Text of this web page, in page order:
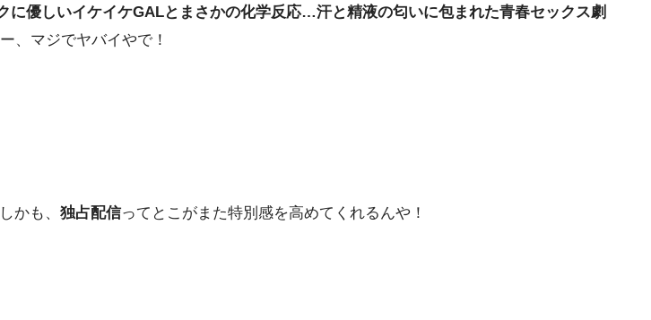
に優しいイケイケGALとまさかの化学反応…汗と精液の匂いに包まれた青春セックス劇
、マジでヤバイやで！
かも、 独占配信ってとこがまた特別感を高めてくれるんや！